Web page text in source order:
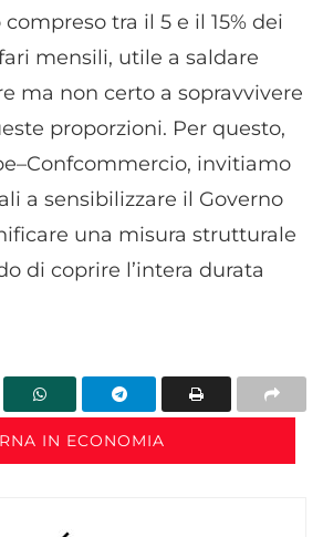
tra il 5 e il 15% dei
mensili, utile a saldare
ma non certo a sopravvivere
proporzioni. Per questo,
invitiamo
a sensibilizzare il Governo
una misura strutturale
di coprire l’intera durata
IN ECONOMIA